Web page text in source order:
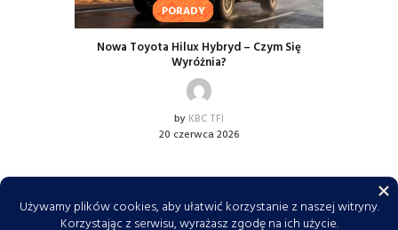
PORADY
Nowa Toyota Hilux Hybryd – Czym Się
Wyróżnia?
by KBC TFI
20 czerwca 2026